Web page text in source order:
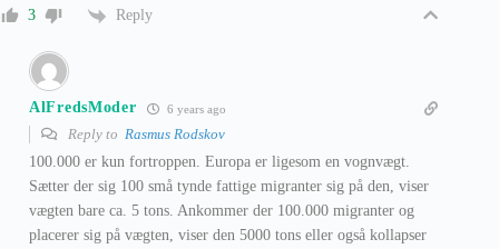
3 Reply
AlFredsModer 6 years ago
Reply to Rasmus Rodskov
100.000 er kun fortroppen. Europa er ligesom en vognvægt.
Sætter der sig 100 små tynde fattige migranter sig på den, viser
vægten bare ca. 5 tons. Ankommer der 100.000 migranter og
placerer sig på vægten, viser den 5000 tons eller også kollapser